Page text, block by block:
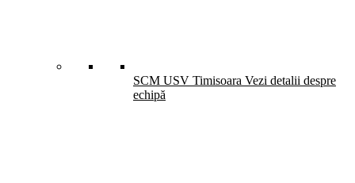
SCM USV Timisoara Vezi detalii despre
echipă